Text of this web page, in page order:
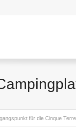
für die Cinque Terre